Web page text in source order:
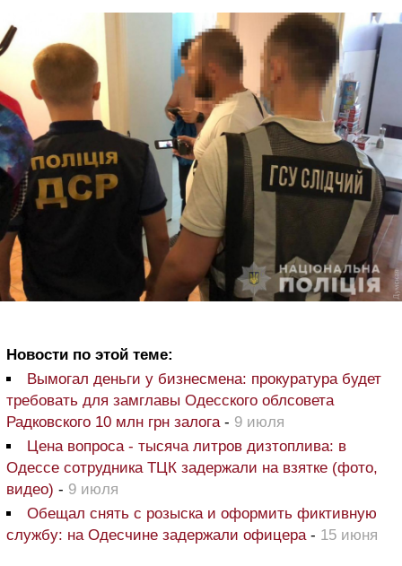
Новости по этой теме:
Вымогал деньги у бизнесмена: прокуратура будет
требовать для замглавы Одесского облсовета
Радковского 10 млн грн залога- 9 июля
Цена вопроса - тысяча литров дизтоплива: в
Одессе сотрудника ТЦК задержали на взятке (фото,
видео) - 9 июля
Обещал снять с розыска и оформить фиктивную
службу: на Одесчине задержали офицера - 15 июня